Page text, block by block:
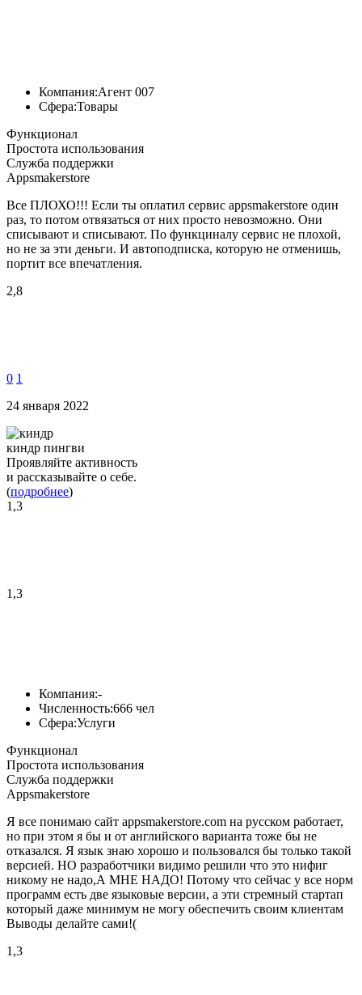
Компания:Агент 007
Сфера:Товары
Функционал
Простота использования
Служба поддержки
Appsmakerstore
Все ПЛОХО!!! Если ты оплатил сервис арpsmakerstore один
раз, то потом отвязаться от них просто невозможно. Они
списывают и списывают. По функциналу сервис не плохой,
но не за эти деньги. И автоподписка, которую не отменишь,
портит все впечатления.
2,8
0 1
24 января 2022
киндр пингви
Проявляйте активность
и рассказывайте о себе.
(подробнее)
1,3
1,3
Компания:-
Численность:666 чел
Сфера:Услуги
Функционал
Простота использования
Служба поддержки
Appsmakerstore
Я все понимаю сайт appsmakerstore.com на русском работает,
но при этом я бы и от английского варианта тоже бы не
отказался. Я язык знаю хорошо и пользовался бы только такой
версией. НО разработчики видимо решили что это нифиг
никому не надо,А МНЕ НАДО! Потому что сейчас у все норм
программ есть две языковые версии, а эти стремный стартап
который даже минимум не могу обеспечить своим клиентам
Выводы делайте сами!(
1,3